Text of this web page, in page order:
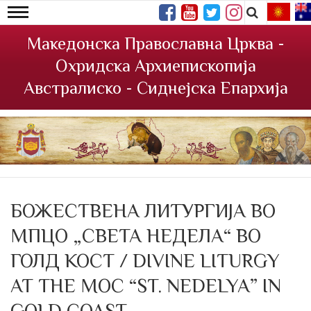
Македонска Православна Црква -
Охридска Архиепископија
Австралиско - Сиднејска Епархија
БОЖЕСТВЕНА ЛИТУРГИЈА ВО
МПЦО „СВЕТА НЕДЕЛА“ ВО
ГОЛД КОСТ / DIVINE LITURGY
AT THE MOC “ST. NEDELYA” IN